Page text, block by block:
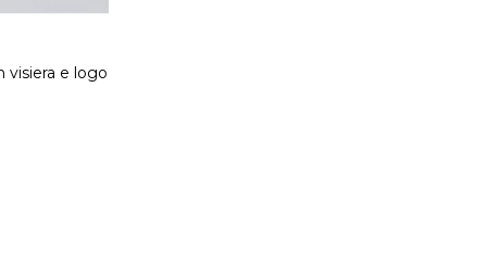
visiera e logo